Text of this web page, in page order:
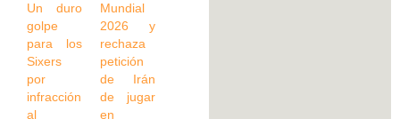
Un duro
golpe
para los
Sixers
por
infracción
al
Mundial
2026 y
rechaza
petición
de Irán
de jugar
en